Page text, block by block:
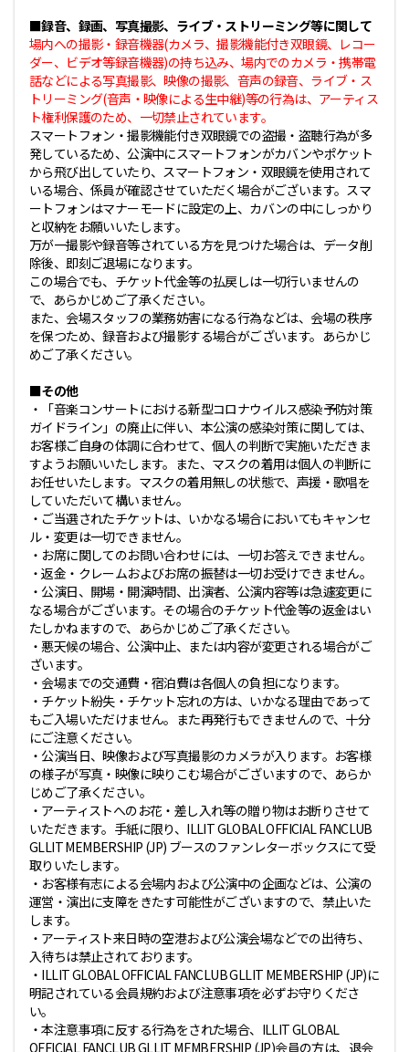
■録音、録画、写真撮影、ライブ・ストリーミング等に関して
場内への撮影・録音機器(カメラ、撮影機能付き双眼鏡、レコー
ダー、ビデオ等録音機器)の持ち込み、場内でのカメラ・携帯電
話などによる写真撮影、映像の撮影、音声の録音、ライブ・ス
トリーミング(音声・映像による生中継)等の行為は、アーティス
ト権利保護のため、一切禁止されています。
スマートフォン・撮影機能付き双眼鏡での盗撮・盗聴行為が多
発しているため、公演中にスマートフォンがカバンやポケット
から飛び出していたり、スマートフォン・双眼鏡を使用されて
いる場合、係員が確認させていただく場合がございます。スマ
ートフォンはマナーモードに設定の上、カバンの中にしっかり
と収納をお願いいたします。
万が一撮影や録音等されている方を見つけた場合は、データ削
除後、即刻ご退場になります。
この場合でも、チケット代金等の払戻しは一切行いませんの
で、あらかじめご了承ください。
また、会場スタッフの業務妨害になる行為などは、会場の秩序
を保つため、録音および撮影する場合がございます。あらかじ
めご了承ください。
■その他
・「音楽コンサートにおける新型コロナウイルス感染予防対策
ガイドライン」の廃止に伴い、本公演の感染対策に関しては、
お客様ご自身の体調に合わせて、個人の判断で実施いただきま
すようお願いいたします。また、マスクの着用は個人の判断に
お任せいたします。マスクの着用無しの状態で、声援・歌唱を
していただいて構いません。
・ご当選されたチケットは、いかなる場合においてもキャンセ
ル・変更は一切できません。
・お席に関してのお問い合わせには、一切お答えできません。
・返金・クレームおよびお席の振替は一切お受けできません。
・公演日、開場・開演時間、出演者、公演内容等は急遽変更に
なる場合がございます。その場合のチケット代金等の返金はい
たしかねますので、あらかじめご了承ください。
・悪天候の場合、公演中止、または内容が変更される場合がご
ざいます。
・会場までの交通費・宿泊費は各個人の負担になります。
・チケット紛失・チケット忘れの方は、いかなる理由であって
もご入場いただけません。また再発行もできませんので、十分
にご注意ください。
・公演当日、映像および写真撮影のカメラが入ります。お客様
の様子が写真・映像に映りこむ場合がございますので、あらか
じめご了承ください。
・アーティストへのお花・差し入れ等の贈り物はお断りさせて
いただきます。手紙に限り、ILLIT GLOBAL OFFICIAL FANCLUB
GLLIT MEMBERSHIP (JP) ブースのファンレターボックスにて受
取りいたします。
・お客様有志による会場内および公演中の企画などは、公演の
運営・演出に支障をきたす可能性がございますので、禁止いた
します。
・アーティスト来日時の空港および公演会場などでの出待ち、
入待ちは禁止されております。
・ILLIT GLOBAL OFFICIAL FANCLUB GLLIT MEMBERSHIP (JP)に
明記されている会員規約および注意事項を必ずお守りくださ
い。
・本注意事項に反する行為をされた場合、ILLIT GLOBAL
OFFICIAL FANCLUB GLLIT MEMBERSHIP (JP)会員の方は、退会